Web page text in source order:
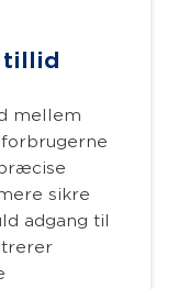
tillid
mellem
sikre
adgang til